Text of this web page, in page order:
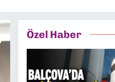
Özel Haber